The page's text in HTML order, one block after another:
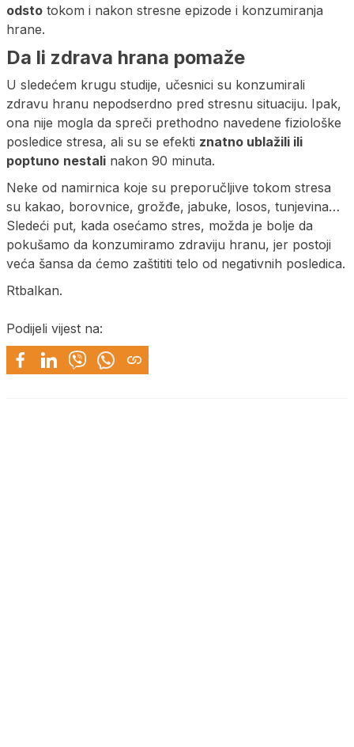
odsto tokom i nakon stresne epizode i konzumiranja
hrane.
Da li zdrava hrana pomaže
U sledećem krugu studije, učesnici su konzumirali
zdravu hranu nepodserdno pred stresnu situaciju. Ipak,
ona nije mogla da spreči prethodno navedene fiziološke
posledice stresa, ali su se efekti znatno ublažili ili
poptuno nestali nakon 90 minuta.
Neke od namirnica koje su preporučljive tokom stresa
su kakao, borovnice, grožđe, jabuke, losos, tunjevina…
Sledeći put, kada osećamo stres, možda je bolje da
pokušamo da konzumiramo zdraviju hranu, jer postoji
veća šansa da ćemo zaštititi telo od negativnih posledica.
Rtbalkan.
Podijeli vijest na: